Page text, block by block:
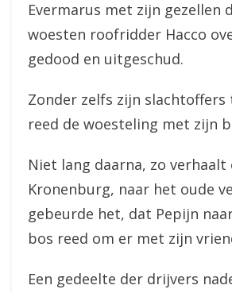
Evermarus met zijn gezellen
woesten roofridder Hacco
gedood en uitgeschud.
Zonder zelfs zijn slachtoffers
reed de woesteling met zijn
Niet lang daarna, zo verhaalt
Kronenburg, naar het oude
gebeurde het, dat Pepijn
bos reed om er met zijn
Een gedeelte der drijvers